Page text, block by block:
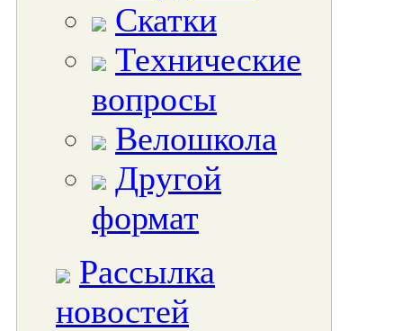
Скатки
Технические
вопросы
Велошкола
Другой
формат
Рассылка
новостей